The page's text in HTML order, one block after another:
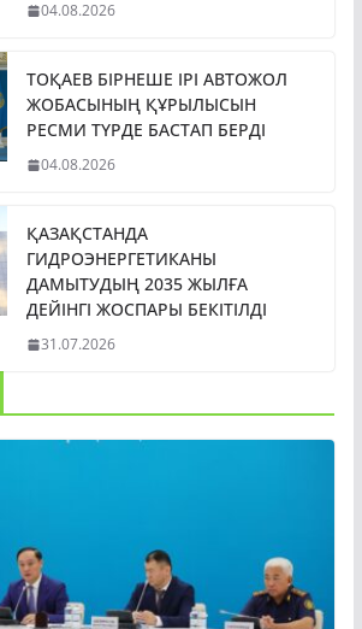
04.08.2026
ТОҚАЕВ БІРНЕШЕ ІРІ АВТОЖОЛ
ЖОБАСЫНЫҢ ҚҰРЫЛЫСЫН
РЕСМИ ТҮРДЕ БАСТАП БЕРДІ
04.08.2026
ҚАЗАҚСТАНДА
ГИДРОЭНЕРГЕТИКАНЫ
ДАМЫТУДЫҢ 2035 ЖЫЛҒА
ДЕЙІНГІ ЖОСПАРЫ БЕКІТІЛДІ
31.07.2026